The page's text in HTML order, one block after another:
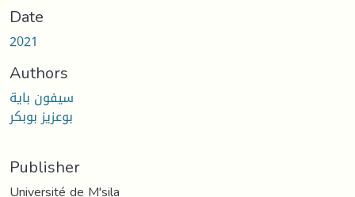
Date
2021
Authors
سيفون باية
بوعزيز بوبكر
Publisher
Université de M'sila